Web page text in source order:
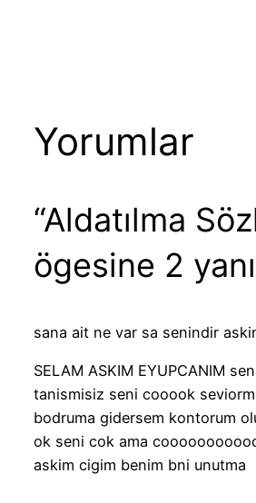
Yorumlar
“Aldatılma
ögesine 2
sana ait ne var sa senindir
SELAM ASKIM EYUPCANIM
tanismisiz seni cooook
bodruma gidersem kontorum
ok seni cok ama
askim cigim benim bni unutma